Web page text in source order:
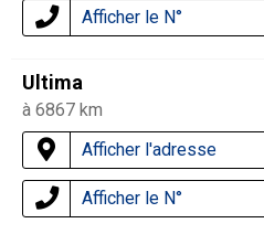
Afficher le N°
Ultima
à 6867 km
Afficher l'adresse
Afficher le N°